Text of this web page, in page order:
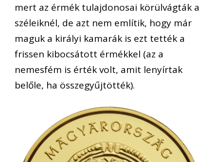
mert az érmék tulajdonosai körülvágták a
széleiknél, de azt nem említik, hogy már
maguk a királyi kamarák is ezt tették a
frissen kibocsátott érmékkel (az a
nemesfém is érték volt, amit lenyírtak
belőle, ha összegyűjtötték).